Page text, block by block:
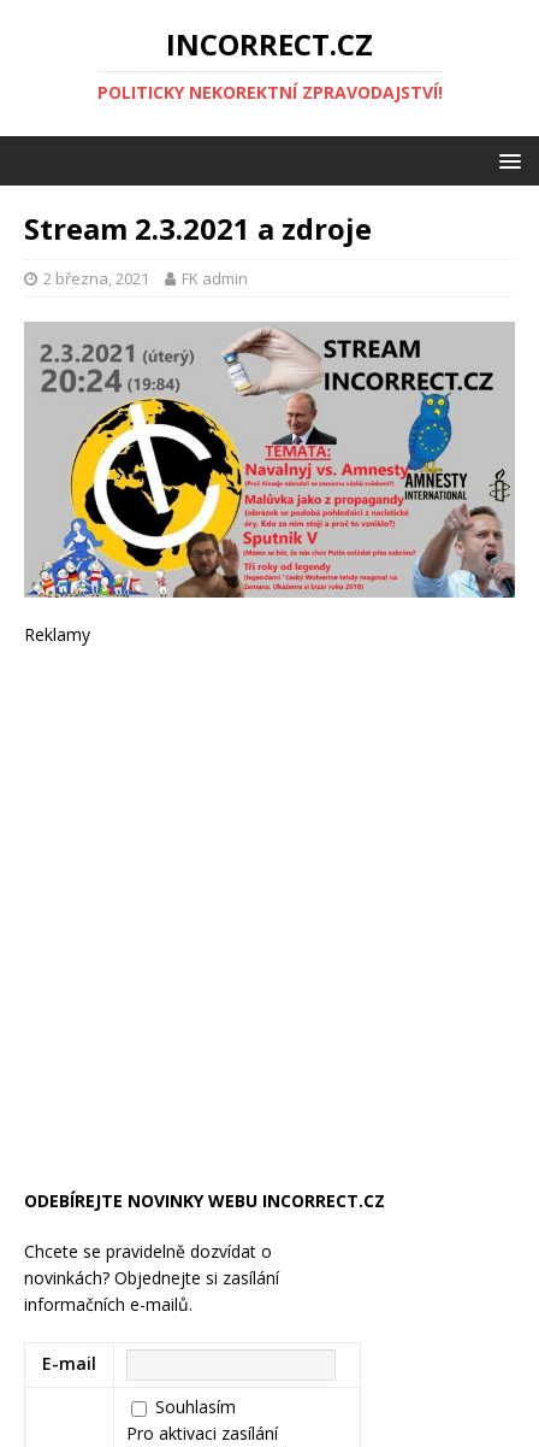
INCORRECT.CZ
POLITICKY NEKOREKTNÍ ZPRAVODAJSTVÍ!
Stream 2.3.2021 a zdroje
2 března, 2021 FK admin
Reklamy
ODEBÍREJTE NOVINKY WEBU INCORRECT.CZ
Chcete se pravidelně dozvídat o
novinkách? Objednejte si zasílání
informačních e-mailů.
E-mail
Souhlasím
Pro aktivaci zasílání